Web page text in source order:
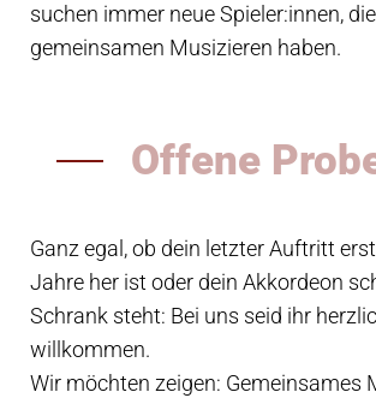
suchen immer neue Spieler:innen,
gemeinsamen Musizieren haben.
Offene
Ganz egal, ob dein letzter Auftritt
Jahre her ist oder dein Akkordeon
Schrank steht: Bei uns seid ihr
willkommen.
Wir möchten zeigen: Gemeinsames